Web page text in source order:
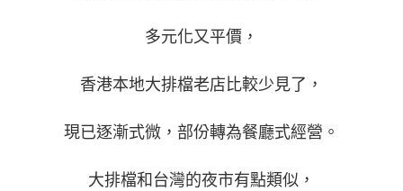
多元化又平價，
香港本地大排檔老店比較少見了，
現已逐漸式微，部份轉為餐廳式經營。
大排檔和台灣的夜市有點類似，